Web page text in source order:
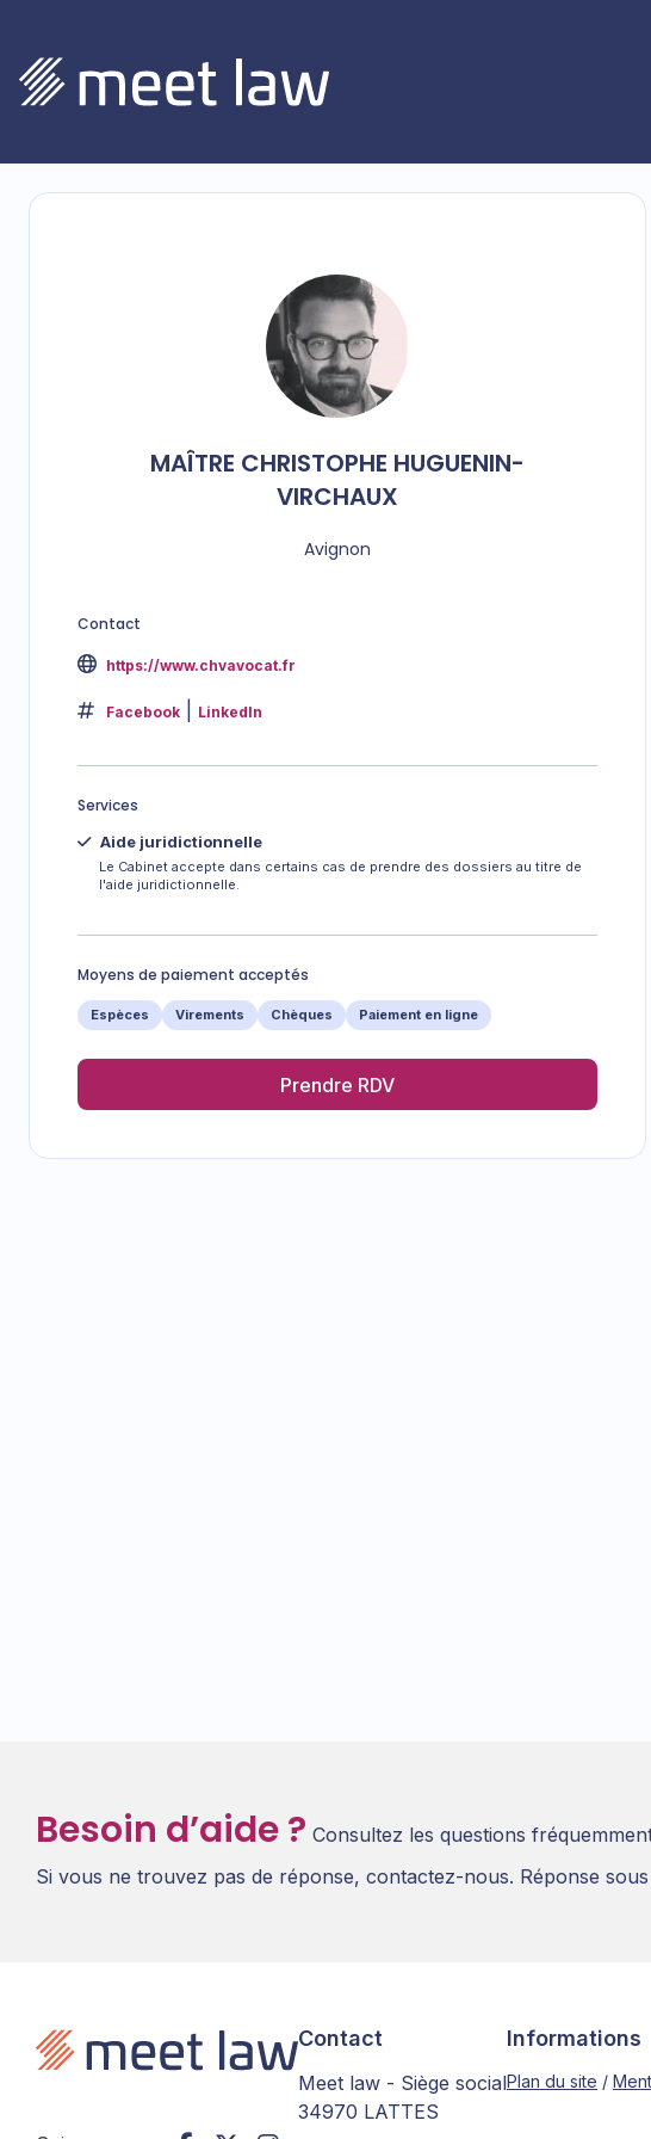
MAÎTRE CHRISTOPHE HUGUENIN-
VIRCHAUX
Avignon
Contact
https://www.chvavocat.fr
Facebook LinkedIn
Services
Aide juridictionnelle
Le Cabinet accepte dans certains cas de prendre des dossiers au titre de
l'aide juridictionnelle.
Moyens de paiement acceptés
Espèces Virements Chèques Paiement en ligne
Prendre RDV
Besoin d’aide ? Consultez les questions
Si vous ne trouvez pas de réponse, contactez-nous. Réponse
Contact
Meet law - Siège social
34970 LATTES
Informations
Plan du site